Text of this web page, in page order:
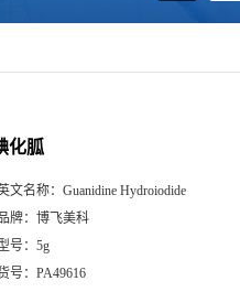
化胍
文名称： Guanidine Hydroiodide
牌： 博飞美科
号： 5g
号： PA49616